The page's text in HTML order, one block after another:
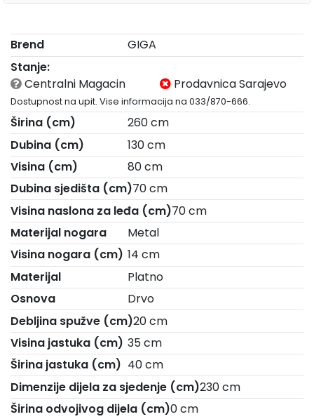
Brend
GIGA
Stanje:
Centralni Magacin
Prodavnica Sarajevo
Dostupnost na upit. Vise informacija na 033/870-666.
Širina (cm)
260 cm
Dubina (cm)
130 cm
Visina (cm)
80 cm
Dubina sjedišta (cm)70 cm
Visina naslona za leđa (cm)70 cm
Materijal nogara
Metal
Visina nogara (cm) 14 cm
Materijal
Platno
Osnova
Drvo
Debljina spužve (cm)20 cm
Visina jastuka (cm) 35 cm
Širina jastuka (cm) 40 cm
Dimenzije dijela za sjedenje (cm)230 cm
Širina odvojivog dijela (cm)0 cm